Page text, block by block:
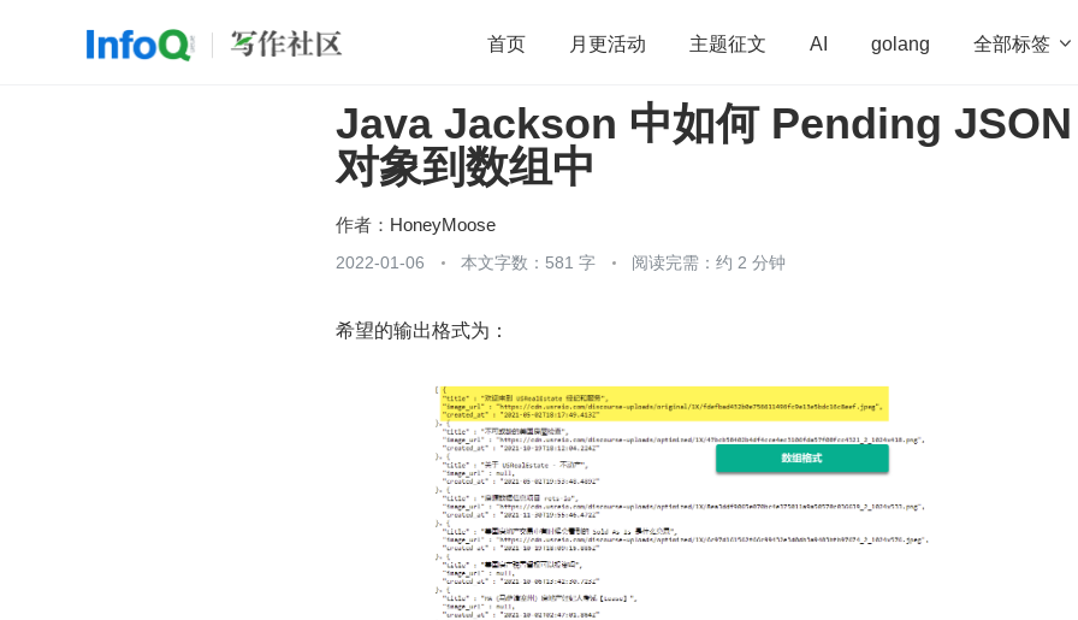
首页 月更活动 主题征文 AI golang 全部标签 
开源 OpenHarmony 算法 学习方法 Web3.0 高
团队管理 程序员
Java Jackson 中如何 Pending JSON
对象到数组中
作者： HoneyMoose
2022-01-06 本文字数：581 字 阅读完需：约 2 分钟
希望的输出格式为：